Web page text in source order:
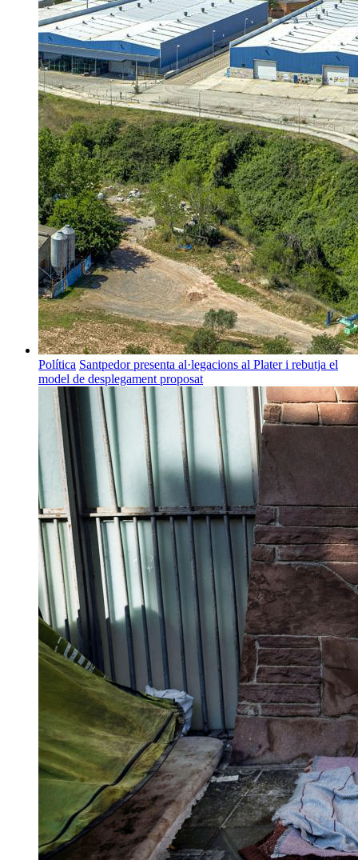
Política Santpedor presenta al·legacions al Plater i rebutja el
model de desplegament proposat